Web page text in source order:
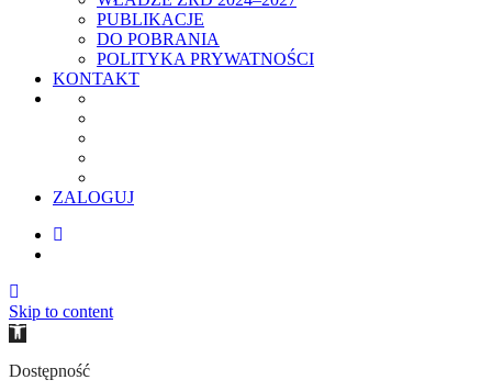
PUBLIKACJE
DO POBRANIA
POLITYKA PRYWATNOŚCI
KONTAKT
ZALOGUJ
Skip to content
Open
Dostępność